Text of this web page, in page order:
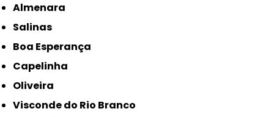
Almenara
Salinas
Boa Esperança
Capelinha
Oliveira
Visconde do Rio Branco